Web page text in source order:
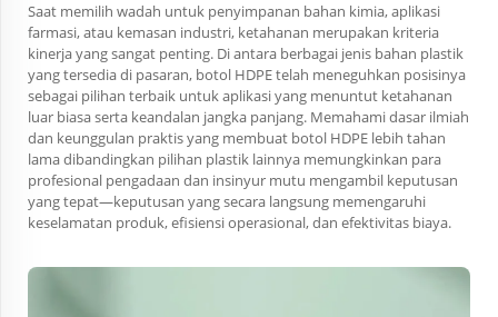
Saat memilih wadah untuk penyimpanan bahan kimia, aplikasi
farmasi, atau kemasan industri, ketahanan merupakan kriteria
kinerja yang sangat penting. Di antara berbagai jenis bahan plastik
yang tersedia di pasaran, botol HDPE telah meneguhkan posisinya
sebagai pilihan terbaik untuk aplikasi yang menuntut ketahanan
luar biasa serta keandalan jangka panjang. Memahami dasar ilmiah
dan keunggulan praktis yang membuat botol HDPE lebih tahan
lama dibandingkan pilihan plastik lainnya memungkinkan para
profesional pengadaan dan insinyur mutu mengambil keputusan
yang tepat—keputusan yang secara langsung memengaruhi
keselamatan produk, efisiensi operasional, dan efektivitas biaya.